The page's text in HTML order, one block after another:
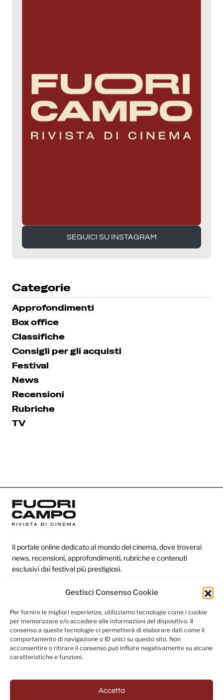
Gestisci Consenso Cookie
Per fornire le migliori esperienze, utilizziamo tecnologie come i cookie
per memorizzare e/o accedere alle informazioni del dispositivo. Il
consenso a queste tecnologie ci permetterà di elaborare dati come il
comportamento di navigazione o ID unici su questo sito. Non
acconsentire o ritirare il consenso può influire negativamente su alcune
caratteristiche e funzioni.
Accetta
SEGUICI SU INSTAGRAM
SEGUICI SU INSTAGRAM
Categorie
Approfondimenti
Box office
Classifiche
Consigli per gli acquisti
Festival
News
Recensioni
Rubriche
TV
Il portale online dedicato al mondo del cinema, dove troverai
news, recensioni, approfondimenti, rubriche e contenuti
esclusivi dai festival più prestigiosi.
Redazione
Categorie
Link utili
Seguici sui social